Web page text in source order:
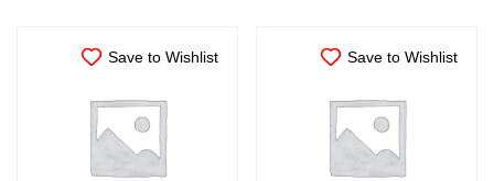
Save to Wishlist Save to Wishlist